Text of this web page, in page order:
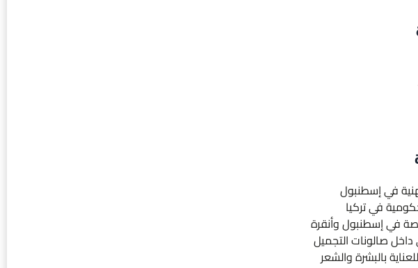
في إسطنبول
في تركيا
في إسطنبول وأنقرة
داخل صالونات التجميل
بالبشرة والشعر